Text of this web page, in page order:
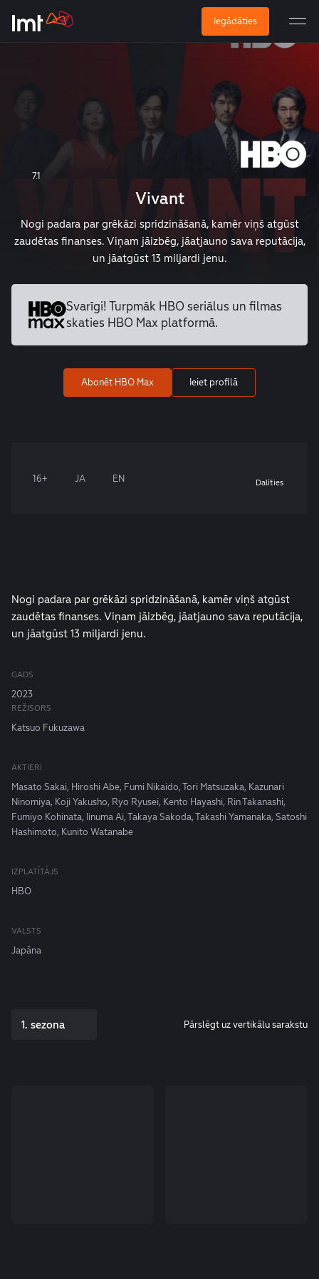
Iegādāties
7.1
Vivant
Nogi padara par grēkāzi spridzināšanā, kamēr viņš atgūst
zaudētas finanses. Viņam jāizbēg, jāatjauno sava reputācija,
un jāatgūst 13 miljardi jenu.
Svarīgi! Turpmāk HBO seriālus un filmas
skaties HBO Max platformā.
Abonēt HBO Max Ieiet profilā
16+ JA EN Dalīties
Nogi padara par grēkāzi spridzināšanā, kamēr viņš atgūst
zaudētas finanses. Viņam jāizbēg, jāatjauno sava reputācija,
un jāatgūst 13 miljardi jenu.
GADS
2023
REŽISORS
Katsuo Fukuzawa
AKTIERI
Masato Sakai, Hiroshi Abe, Fumi Nikaido, Tori Matsuzaka, Kazunari
Ninomiya, Koji Yakusho, Ryo Ryusei, Kento Hayashi, Rin Takanashi,
Fumiyo Kohinata, Iinuma Ai, Takaya Sakoda, Takashi Yamanaka, Satoshi
Hashimoto, Kunito Watanabe
IZPLATĪTĀJS
HBO
VALSTS
Japāna
1. sezona Pārslēgt uz vertikālu sarakstu